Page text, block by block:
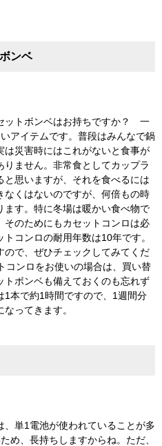
ンベ
ットボンベはお持ちですか？ 一
アイテムです。普段はみんなで鍋
は災害時にはこれがないと食事が
ません。非常食としてカップラ
思いますが、それを食べるには
なくはないのですが、何倍もの時
ます。特に冬場は暖かい食べ物で
のためにもカセットコンロは必
コンロの耐用年数は10年です。
で、ぜひチェックしてみてくだ
コンロをお使いの場合は、買い替
ボンベも備えておくのも忘れず
1本で約1時間ですので、1週間分
ってきます。
単1電池が使われていることが多
め、長持ちしますからね。ただ、